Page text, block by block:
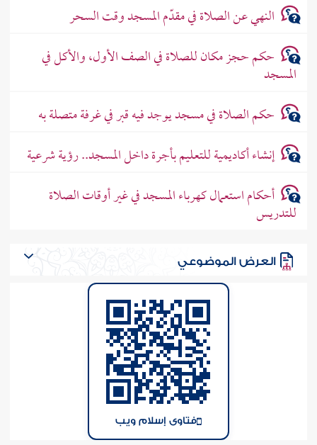
النهي عن الصلاة في مقدّم المسجد وقت السحر
حكم حجز مكان للصلاة في الصف الأول، والأكل في
المسجد
حكم الصلاة في مسجد يوجد فيه قبر في غرفة متصلة به
إنشاء أكاديمية للتعليم بأجرة داخل المسجد.. رؤية شرعية
أحكام استعمال كهرباء المسجد في غير أوقات الصلاة
للتدريس
العرض الموضوعي
فتاوى إسلام ويب